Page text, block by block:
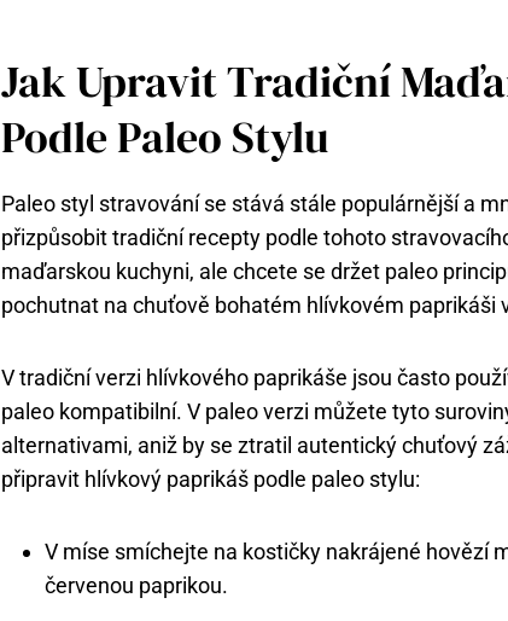
Jak Upravit Tradiční
Podle Paleo Stylu
Paleo styl stravování se stává stále populárnější a
přizpůsobit tradiční recepty podle tohoto
maďarskou kuchyni, ale chcete se držet paleo
pochutnat na chuťově bohatém hlívkovém paprikáši
V tradiční verzi hlívkového paprikáše jsou často
paleo kompatibilní. V paleo verzi můžete tyto
alternativami, aniž by se ztratil autentický chuťový
připravit hlívkový paprikáš podle paleo stylu:
V míse smíchejte na kostičky nakrájené hovězí
červenou paprikou.